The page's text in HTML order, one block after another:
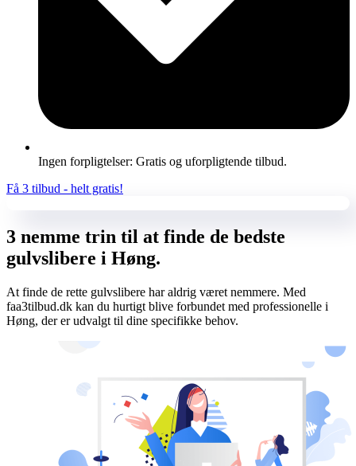
Ingen forpligtelser: Gratis og uforpligtende tilbud.
Få 3 tilbud - helt gratis!
3 nemme trin til at finde de bedste
gulvslibere i Høng.
At finde de rette gulvslibere har aldrig været nemmere. Med
faa3tilbud.dk kan du hurtigt blive forbundet med professionelle i
Høng, der er udvalgt til dine specifikke behov.